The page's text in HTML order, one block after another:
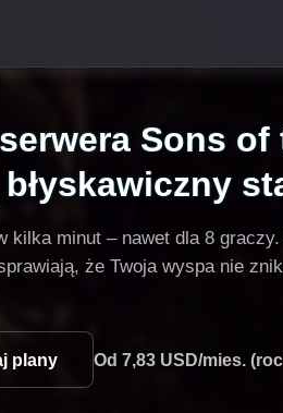
Sons of
kilka minut – nawet dla 8
że Twoja wyspa nie
plany Od 7,83 USD/mies.